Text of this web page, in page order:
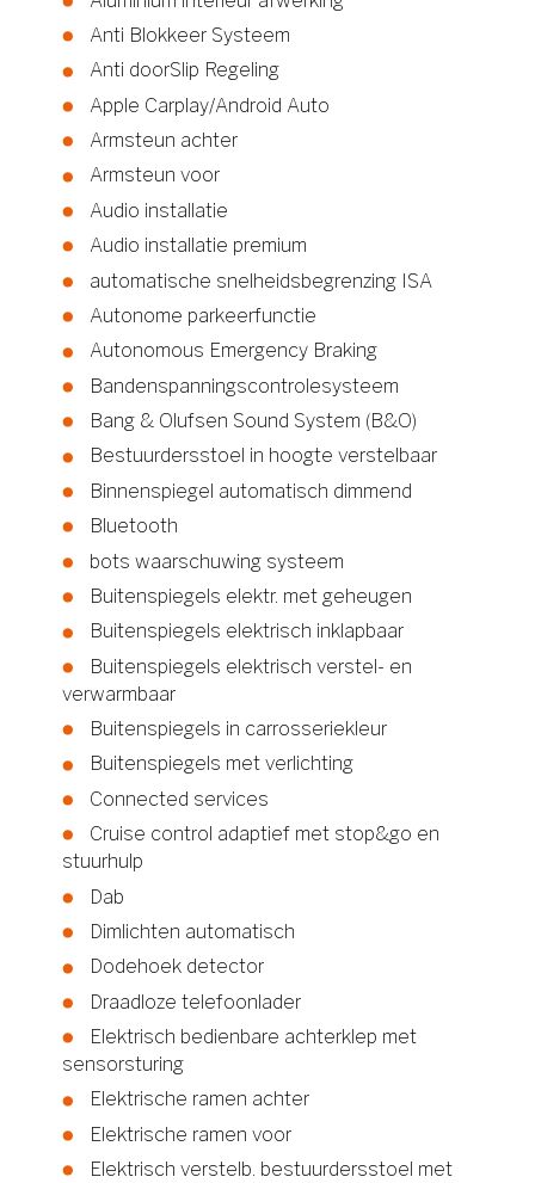
Anti Blokkeer Systeem
Anti doorSlip Regeling
Apple Carplay/Android Auto
Armsteun achter
Armsteun voor
Audio installatie
Audio installatie premium
automatische snelheidsbegrenzing ISA
Autonome parkeerfunctie
Autonomous Emergency Braking
Bandenspanningscontrolesysteem
Bang & Olufsen Sound System (B&O)
Bestuurdersstoel in hoogte verstelbaar
Binnenspiegel automatisch dimmend
Bluetooth
bots waarschuwing systeem
Buitenspiegels elektr. met geheugen
Buitenspiegels elektrisch inklapbaar
Buitenspiegels elektrisch verstel- en
verwarmbaar
Buitenspiegels in carrosseriekleur
Buitenspiegels met verlichting
Connected services
Cruise control adaptief met stop&go en
stuurhulp
Dab
Dimlichten automatisch
Dodehoek detector
Draadloze telefoonlader
Elektrisch bedienbare achterklep met
sensorsturing
Elektrische ramen achter
Elektrische ramen voor
Elektrisch verstelb. bestuurdersstoel met